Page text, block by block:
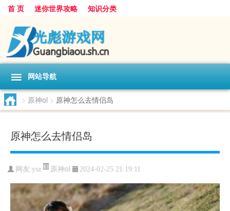
首 页 迷你世界攻略 知识分类
网站导航
> 原神ol > 原神怎么去情侣岛
原神怎么去情侣岛
网友:ysz 原神ol 2024-02-25 21:19:11